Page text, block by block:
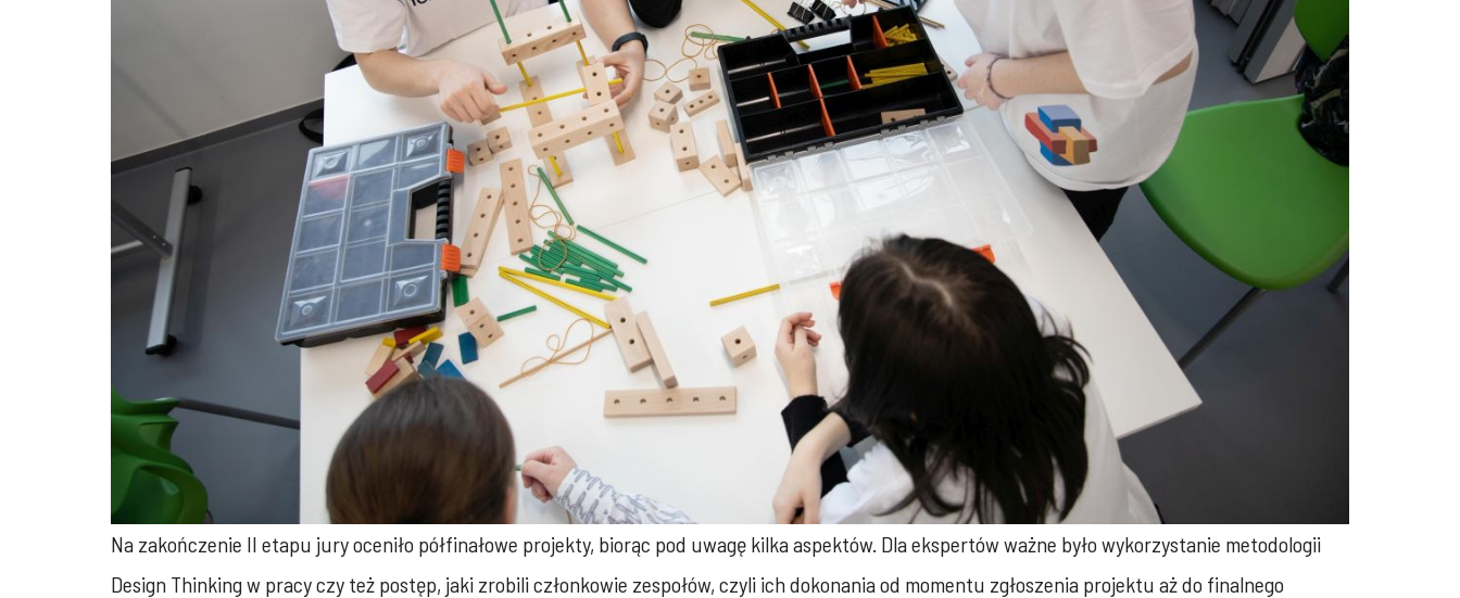
Na zakończenie II etapu jury oceniło półfinałowe projekty, biorąc pod uwagę kilka aspektów. Dla ekspertów ważne było wykorzystanie metodologii
Design Thinking w pracy czy też postęp, jaki zrobili członkowie zespołów, czyli ich dokonania od momentu zgłoszenia projektu aż do finalnego